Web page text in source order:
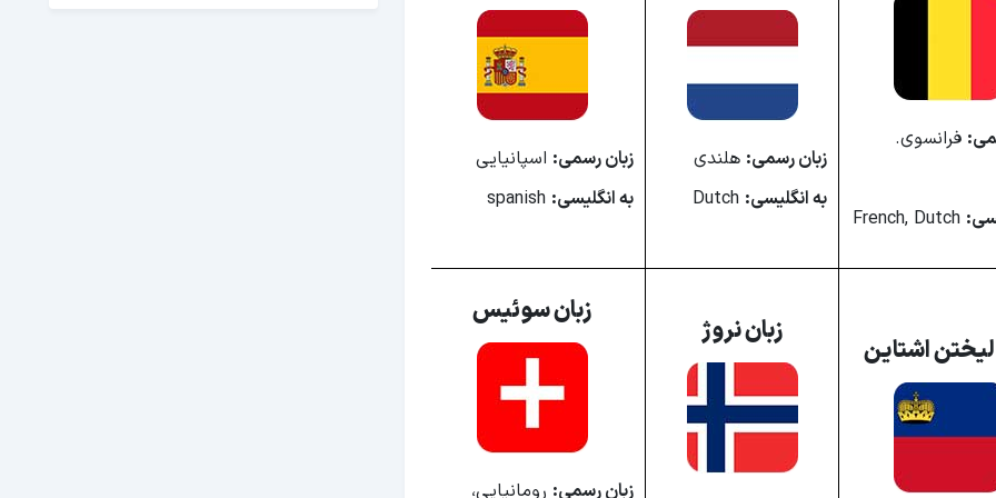
فرانسوی.
زبان رسمی: هلندی
به انگلیسی:
زبان رسمی: اسپانیایی
به انگلیسی:
لیختن اشتاین
زبان نروژ
زبان سوئیس
زبان رسمی: رومانیایی،